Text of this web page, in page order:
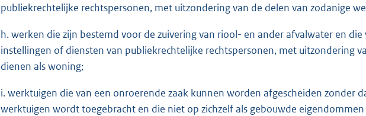
publiekrechtelijke rechtspersonen, met uitzondering van de delen van zodanige
h. werken die zijn bestemd voor de zuivering van riool- en ander afvalwater en
instellingen of diensten van publiekrechtelijke rechtspersonen, met uitzondering
dienen als woning;
i. werktuigen die van een onroerende zaak kunnen worden afgescheiden zonder
werktuigen wordt toegebracht en die niet op zichzelf als gebouwde